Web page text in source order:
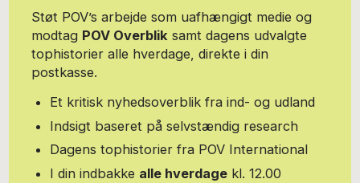
Støt POV’s arbejde som uafhængigt medie og
modtag POV Overbliksamt dagens udvalgte
tophistorier alle hverdage, direkte i din
postkasse.
Et kritisk nyhedsoverblik fra ind- og udland
Indsigt baseret på selvstændig research
Dagens tophistorier fra POV International
I din indbakke alle hverdage kl. 12.00